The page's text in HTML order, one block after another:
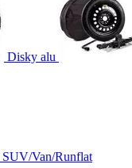
Disky alu
SUV/Van/Runflat